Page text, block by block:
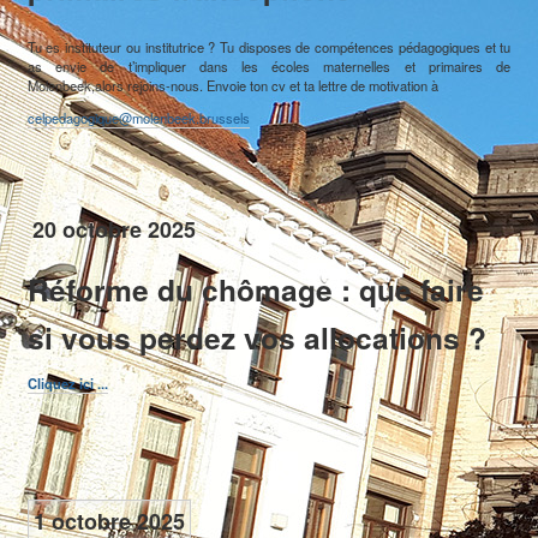
Cette rubrique contient toutes les publications communales telles que le
"Molenbeek Info", le journal communal édité à 38.000 exemplaires et
Tu es instituteur ou institutrice ? Tu disposes de compétences pédagogiques et tu
as envie de t’impliquer dans les écoles maternelles et primaires de
Molenbeek,alors rejoins-nous. Envoie ton cv et ta lettre de motivation à
celpedagogique@molenbeek.brussels
20 octobre 2025
Réforme du chômage : que faire
si vous perdez vos allocations ?
Cliquez ici ...
1 octobre 2025